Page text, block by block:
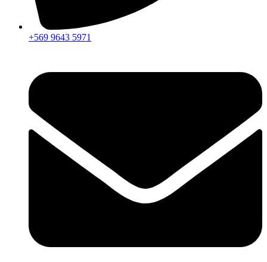
+569 9643 5971